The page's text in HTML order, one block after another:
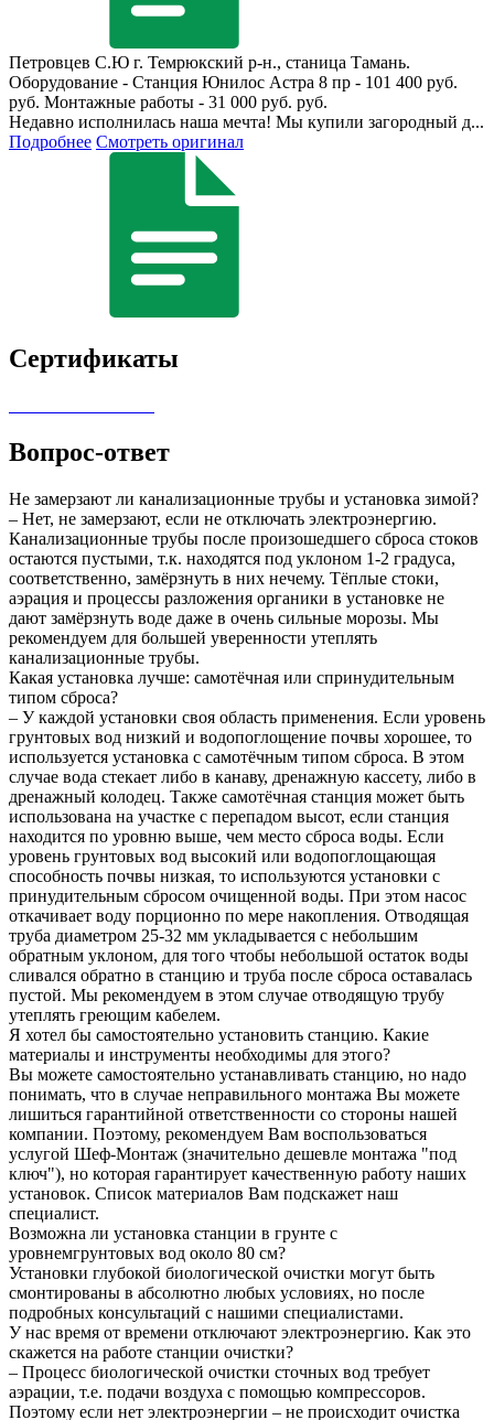
Петровцев С.Ю г. Темрюкский р-н., станица Тамань.
Оборудование - Станция Юнилос Астра 8 пр - 101 400 руб.
руб. Монтажные работы - 31 000 руб. руб.
Недавно исполнилась наша мечта! Мы купили загородный д...
Подробнее Смотреть оригинал
Сертификаты
Вопрос-ответ
Не замерзают ли канализационные трубы и установка зимой?
– Нет, не замерзают, если не отключать электроэнергию.
Канализационные трубы после произошедшего сброса стоков
остаются пустыми, т.к. находятся под уклоном 1-2 градуса,
соответственно, замёрзнуть в них нечему. Тёплые стоки,
аэрация и процессы разложения органики в установке не
дают замёрзнуть воде даже в очень сильные морозы. Мы
рекомендуем для большей уверенности утеплять
канализационные трубы.
Какая установка лучше: самотёчная или спринудительным
типом сброса?
– У каждой установки своя область применения. Если уровень
грунтовых вод низкий и водопоглощение почвы хорошее, то
используется установка с самотёчным типом сброса. В этом
случае вода стекает либо в канаву, дренажную кассету, либо в
дренажный колодец. Также самотёчная станция может быть
использована на участке с перепадом высот, если станция
находится по уровню выше, чем место сброса воды. Если
уровень грунтовых вод высокий или водопоглощающая
способность почвы низкая, то используются установки с
принудительным сбросом очищенной воды. При этом насос
откачивает воду порционно по мере накопления. Отводящая
труба диаметром 25-32 мм укладывается с небольшим
обратным уклоном, для того чтобы небольшой остаток воды
сливался обратно в станцию и труба после сброса оставалась
пустой. Мы рекомендуем в этом случае отводящую трубу
утеплять греющим кабелем.
Я хотел бы самостоятельно установить станцию. Какие
материалы и инструменты необходимы для этого?
Вы можете самостоятельно устанавливать станцию, но надо
понимать, что в случае неправильного монтажа Вы можете
лишиться гарантийной ответственности со стороны нашей
компании. Поэтому, рекомендуем Вам воспользоваться
услугой Шеф-Монтаж (значительно дешевле монтажа "под
ключ"), но которая гарантирует качественную работу наших
установок. Список материалов Вам подскажет наш
специалист.
Возможна ли установка станции в грунте с
уровнемгрунтовых вод около 80 см?
Установки глубокой биологической очистки могут быть
смонтированы в абсолютно любых условиях, но после
подробных консультаций с нашими специалистами.
У нас время от времени отключают электроэнергию. Как это
скажется на работе станции очистки?
– Процесс биологической очистки сточных вод требует
аэрации, т.е. подачи воздуха с помощью компрессоров.
Поэтому если нет электроэнергии – не происходит очистка